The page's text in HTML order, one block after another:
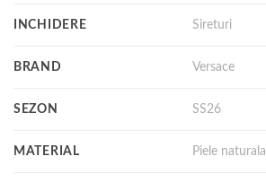
INCHIDERE Sireturi
BRAND Versace
SEZON SS26
MATERIAL Piele naturala